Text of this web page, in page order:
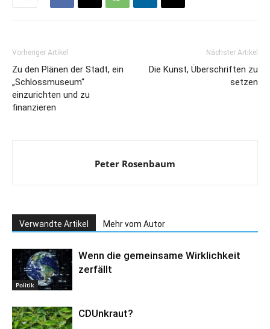
Vorheriger Artikel
Zu den Plänen der Stadt, ein
„Schlossmuseum“
einzurichten und zu
finanzieren
Nächster Artikel
Die Kunst, Überschriften zu
setzen
Peter Rosenbaum
Verwandte Artikel Mehr vom Autor
Politik
Wenn die gemeinsame Wirklichkeit
zerfällt
CDUnkraut?